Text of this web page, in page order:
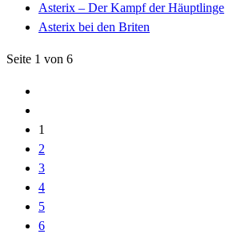
Asterix – Der Kampf der Häuptlinge
Asterix bei den Briten
Seite 1 von 6
1
2
3
4
5
6